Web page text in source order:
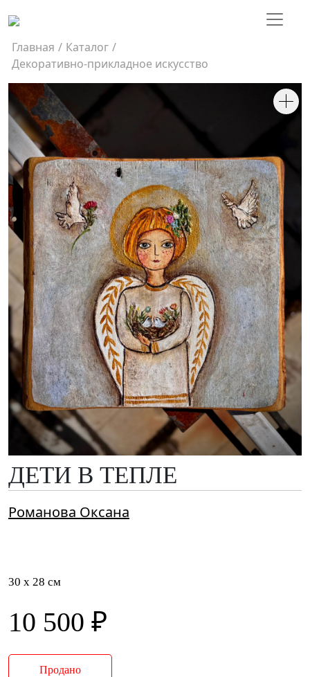
Главная / Каталог /
Декоративно-прикладное искусство
ДЕТИ В ТЕПЛЕ
Романова Оксана
30 x 28 см
10 500 ₽
Продано